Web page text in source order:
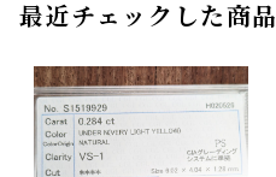
最近チェックした商品